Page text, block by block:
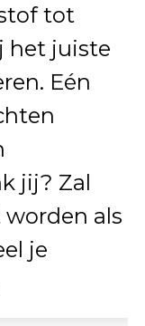
tot
het juiste
Eén
jij? Zal
als
je